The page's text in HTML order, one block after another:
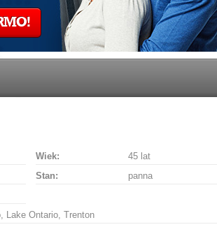
Wiek:
45 lat
Stan:
panna
Lake Ontario, Trenton